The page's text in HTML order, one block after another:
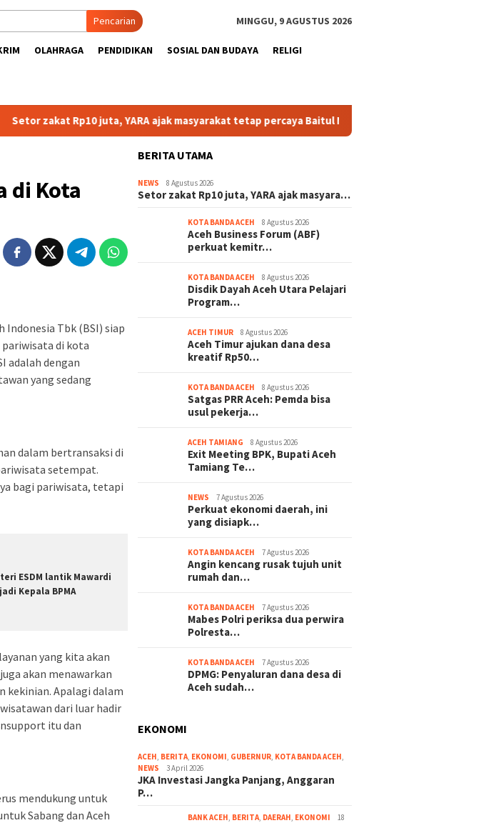
Pencarian MINGGU, 9 AGUSTUS 2026
OLAHRAGA PENDIDIKAN SOSIAL DAN BUDAYA RELIGI
Rp10 juta, YARA ajak masyarakat tetap percaya Baitul Mal Aceh
di Kota
Indonesia Tbk (BSI) siap
di kota
adalah dengan
yang sedang
dalam bertransaksi di
setempat.
bagi pariwisata, tetapi
ESDM lantik Mawardi
Kepala BPMA
yang kita akan
akan menawarkan
kekinian. Apalagi dalam
dari luar hadir
itu dan
mendukung untuk
Sabang dan Aceh
BERITA UTAMA
NEWS 8 Agustus 2026
Setor zakat Rp10 juta, YARA ajak masyara…
KOTA BANDA ACEH 8 Agustus 2026
Aceh Business Forum (ABF)
perkuat kemitr…
KOTA BANDA ACEH 8 Agustus 2026
Disdik Dayah Aceh Utara Pelajari
Program…
ACEH TIMUR 8 Agustus 2026
Aceh Timur ajukan dana desa
kreatif Rp50…
KOTA BANDA ACEH 8 Agustus 2026
Satgas PRR Aceh: Pemda bisa
usul pekerja…
ACEH TAMIANG 8 Agustus 2026
Exit Meeting BPK, Bupati Aceh
Tamiang Te…
NEWS 7 Agustus 2026
Perkuat ekonomi daerah, ini
yang disiapk…
KOTA BANDA ACEH 7 Agustus 2026
Angin kencang rusak tujuh unit
rumah dan…
KOTA BANDA ACEH 7 Agustus 2026
Mabes Polri periksa dua perwira
Polresta…
KOTA BANDA ACEH 7 Agustus 2026
DPMG: Penyaluran dana desa di
Aceh sudah…
EKONOMI
ACEH, BERITA, EKONOMI, GUBERNUR, KOTA BANDA ACEH,
NEWS
3 April 2026
JKA Investasi Jangka Panjang, Anggaran
P…
BANK ACEH, BERITA, DAERAH, EKONOMI
18